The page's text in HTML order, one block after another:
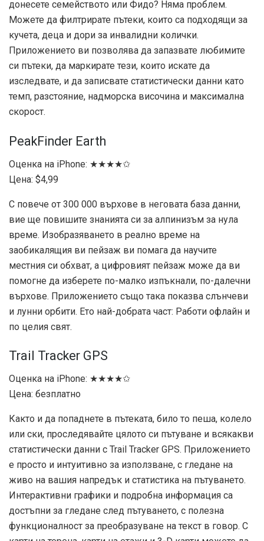
донесете семейството или Фидо? Няма проблем.
Можете да филтрирате пътеки, които са подходящи за
кучета, деца и дори за инвалидни колички.
Приложението ви позволява да запазвате любимите
си пътеки, да маркирате тези, които искате да
изследвате, и да записвате статистически данни като
темп, разстояние, надморска височина и максимална
скорост.
PeakFinder Earth
Оценка на iPhone: ★★★★✩
Цена: $4,99
С повече от 300 000 върхове в неговата база данни,
вие ще повишите знанията си за алпинизъм за нула
време. Изобразяването в реално време на
заобикалящия ви пейзаж ви помага да научите
местния си обхват, а цифровият пейзаж може да ви
помогне да изберете по-малко изпъкнали, по-далечни
върхове. Приложението също така показва слънчеви
и лунни орбити. Ето най-добрата част: Работи офлайн и
по целия свят.
Trail Tracker GPS
Оценка на iPhone: ★★★★✩
Цена: безплатно
Както и да попаднете в пътеката, било то пеша, колело
или ски, проследявайте цялото си пътуване и всякакви
статистически данни с Trail Tracker GPS. Приложението
е просто и интуитивно за използване, с гледане на
живо на вашия напредък и статистика на пътуването.
Интерактивни графики и подробна информация са
достъпни за гледане след пътуването, с полезна
функционалност за преобразуване на текст в говор. С